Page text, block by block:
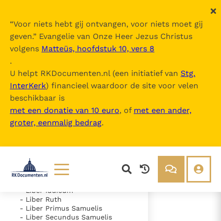
“Voor niets hebt gij ontvangen, voor niets moet gij
geven.” Evangelie van Onze Heer Jezus Christus
volgens Matteüs, hoofdstuk 10, vers 8
.
U helpt RKDocumenten.nl (een initiatief van Stg.
InterKerk) financieel waardoor de site voor velen
beschikbaar is
met een donatie van 10 euro, of met een ander,
groter, eenmalig bedrag.
Lezen
Documenten
Over ons
Nova Vulgata
Inhoudsopgave
uitklappen
- Vetus Testamentum
- Liber Exodus
- Liber Numeri
- Liber Deuteronomii
- Liber Iudicum
- Liber Ruth
- Liber Primus Samuelis
- Liber Secundus Samuelis
- Caput 10